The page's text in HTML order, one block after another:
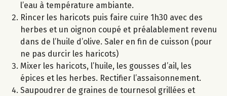
l’eau à température ambiante.
Rincer les haricots puis faire cuire 1h30 avec des
herbes et un oignon coupé et préalablement revenu
dans de l’huile d’olive. Saler en fin de cuisson (pour
ne pas durcir les haricots)
Mixer les haricots, l’huile, les gousses d’ail, les
épices et les herbes. Rectifier l’assaisonnement.
Saupoudrer de graines de tournesol grillées et